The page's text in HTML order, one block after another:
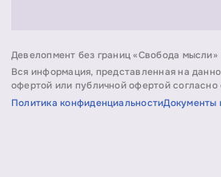
Девелопмент без границ «Свобода мысли»
Вся информация, представленная на
офертой или публичной офертой согласно
Политика конфиденциальностиДокументы